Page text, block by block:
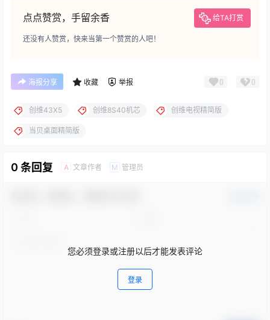
点点赞赏，手留余香 给TA打赏
还没有人赞赏，快来当第一个赞赏的人吧！
海报分享 收藏 举报 0 0
创维43X5 创维8S40机芯 创维电视精简版
当贝桌面精简版
0 条回复 A 文章作者 M 管理员
您必须登录或注册以后才能发表评论
登录